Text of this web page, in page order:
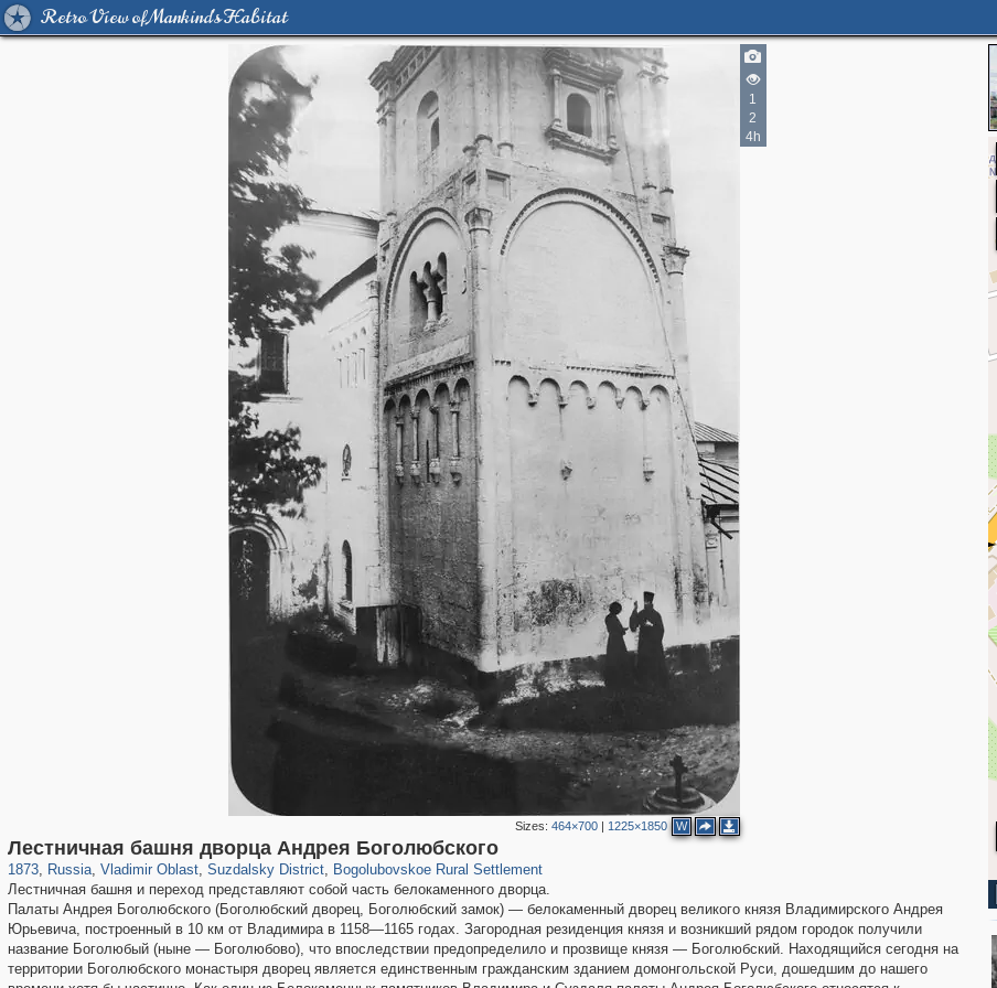
Retro View of Mankind's Habitat
1
2
4h
Sizes: 464×700| 1225×1850 W
Лестничная башня дворца Андрея Боголюбского
1873, Russia
1,407,363 29,248
, Vladimir Oblast
14,647 378
, Suzdalsky District
4,285 167
, Bogolubovskoe Rural Settlement
414 39
Лестничная башня и переход представляют собой часть белокаменного дворца.
Палаты Андрея Боголюбского (Боголюбский дворец, Боголюбский замок) — белокаменный дворец великого князя Владимирского Андрея
Юрьевича, построенный в 10 км от Владимира в 1158—1165 годах. Загородная резиденция князя и возникший рядом городок получили
название Боголюбый (ныне — Боголюбово), что впоследствии предопределило и прозвище князя — Боголюбский. Находящийся сегодня на
территории Боголюбского монастыря дворец является единственным гражданским зданием домонгольской Руси, дошедшим до нашего